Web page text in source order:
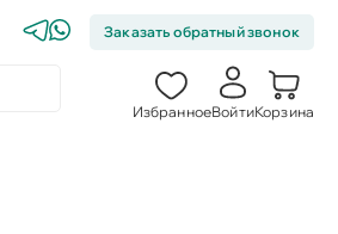
Заказать обратный звонок
ИзбранноеВойтиКорзина